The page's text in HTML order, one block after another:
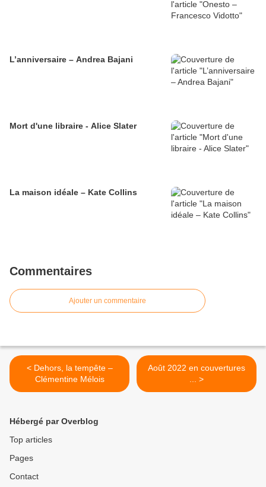
L’anniversaire – Andrea Bajani
Mort d'une libraire - Alice Slater
La maison idéale – Kate Collins
Commentaires
Ajouter un commentaire
< Dehors, la tempête –
Clémentine Mélois
Août 2022 en couvertures
... >
Hébergé par Overblog
Top articles
Pages
Contact